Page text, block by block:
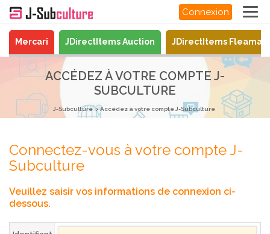
Connexion
Mercari JDirectItems Auction JDirectItems
ACCÉDEZ À VOTRE COMPTE J-
SUBCULTURE
J-Subculture Accédez à votre compte J-Subculture
Connectez-vous à votre compte J-
Subculture
Veuillez saisir vos informations de connexion ci-
dessous.